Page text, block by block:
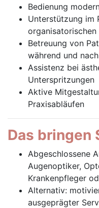
Bedienung
Unterstützung im
organisatorischen
Betreuung von
während und
Assistenz bei
Unterspritzungen
Aktive
Praxisabläufen
Das bringen
Abgeschlossene
Augenoptiker,
Krankenpfleger
Alternativ:
ausgeprägter